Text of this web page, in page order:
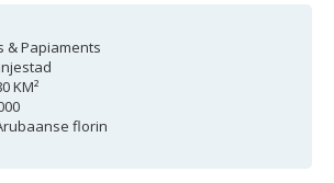
& Papiaments
KM²
florin